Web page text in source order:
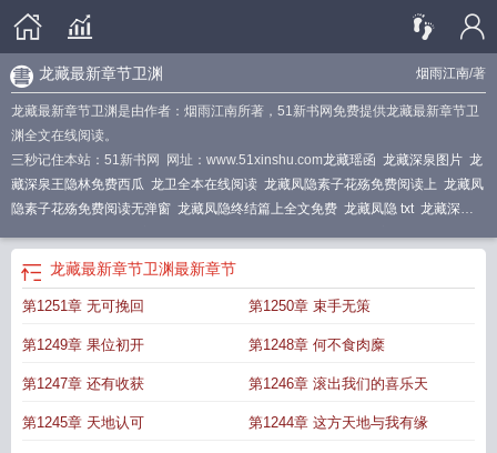
烟雨江南/著
龙藏最新章节卫渊
龙藏最新章节卫渊是由作者：烟雨江南所著，51新书网免费提供龙藏最新章节卫
渊全文在线阅读。
三秒记住本站：51新书网 网址：www.51xinshu.com龙藏瑶函 龙藏深泉图片 龙
藏深泉王隐林免费西瓜 龙卫全本在线阅读 龙藏凤隐素子花殇免费阅读上 龙藏凤
隐素子花殇免费阅读无弹窗 龙藏凤隐终结篇上全文免费 龙藏凤隐 txt 龙藏深泉
阅读2300章
龙藏深渊是什么意思? 龙隐最新章节
是什么
免费阅读龙藏深泉王隐林免费播放 龙藏是什么游戏
龙藏最新章节卫渊最新章节
第1251章 无可挽回 第1250章 束手无策
第1249章 果位初开 第1248章 何不食肉糜
第1247章 还有收获 第1246章 滚出我们的喜乐天
第1245章 天地认可 第1244章 这方天地与我有缘